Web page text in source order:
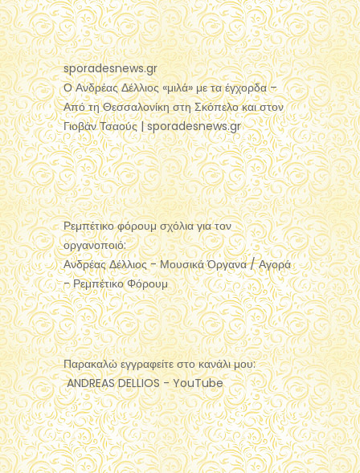
sporadesnews.gr
Ο Ανδρέας Δέλλιος «μιλά» με τα έγχορδα –
Από τη Θεσσαλονίκη στη Σκόπελο και στον
Γιοβάν Τσαούς | sporadesnews.gr
Ρεμπέτικο φόρουμ σχόλια για τον
οργανοποιό:
Ανδρέας Δέλλιος - Μουσικά Όργανα / Αγορά
- Ρεμπέτικο Φόρουμ
Παρακαλώ εγγραφείτε στο κανάλι μου:
ANDREAS DELLIOS - YouTube